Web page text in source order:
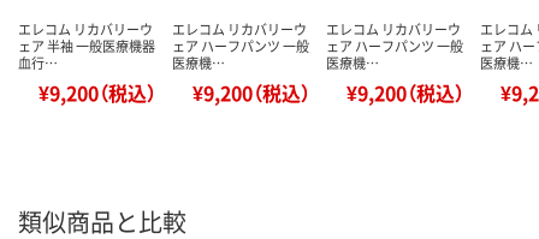
エレコム リカバリーウ
ェア 半袖 一般医療機器
血行…
¥9,200（税込）
エレコム リカバリーウ
ェア ハーフパンツ 一般
医療機…
¥9,200（税込）
エレコム リカバリーウ
ェア ハーフパンツ 一般
医療機…
¥9,200（税込）
エレコム
ェア ハ
医療機…
類似商品と比較